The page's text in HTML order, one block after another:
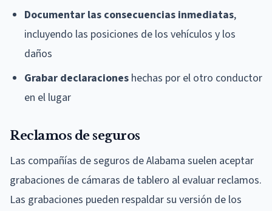
Documentar las consecuencias inmediatas,
incluyendo las posiciones de los vehículos y los
daños
Grabar declaraciones hechas por el otro conductor
en el lugar
Reclamos de seguros
Las compañías de seguros de Alabama suelen aceptar
grabaciones de cámaras de tablero al evaluar reclamos.
Las grabaciones pueden respaldar su versión de los